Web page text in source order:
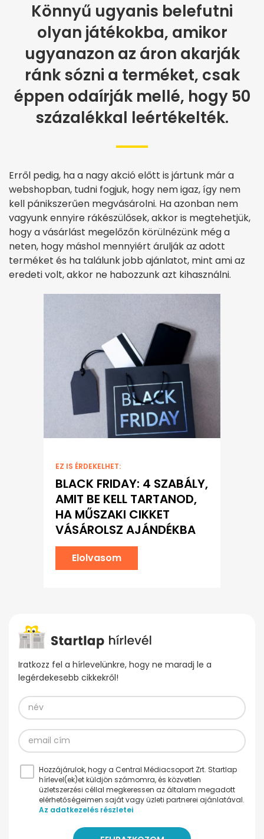
Könnyű ugyanis belefutni
olyan játékokba, amikor
ugyanazon az áron akarják
ránk sózni a terméket, csak
éppen odaírják mellé, hogy 50
százalékkal leértékelték.
Erről pedig, ha a nagy akció előtt is jártunk már a
webshopban, tudni fogjuk, hogy nem igaz, így nem
kell pánikszerűen megvásárolni. Ha azonban nem
vagyunk ennyire rákészülősek, akkor is megtehetjük,
hogy a vásárlást megelőzőn körülnézünk még a
neten, hogy máshol mennyiért árulják az adott
terméket és ha találunk jobb ajánlatot, mint ami az
eredeti volt, akkor ne habozzunk azt kihasználni.
EZ IS ÉRDEKELHET:
BLACK FRIDAY: 4 SZABÁLY,
AMIT BE KELL TARTANOD,
HA MŰSZAKI CIKKET
VÁSÁROLSZ AJÁNDÉKBA
Elolvasom
Iratkozz fel a hírlevelünkre, hogy ne maradj le a
legérdekesebb cikkekről!
Hozzájárulok, hogy a Central Médiacsoport Zrt. Startlap
hírlevel(ek)et küldjön számomra, és közvetlen
üzletszerzési céllal megkeressen az általam megadott
elérhetőségeimen saját vagy üzleti partnerei ajánlatával.
Az adatkezelés részletei